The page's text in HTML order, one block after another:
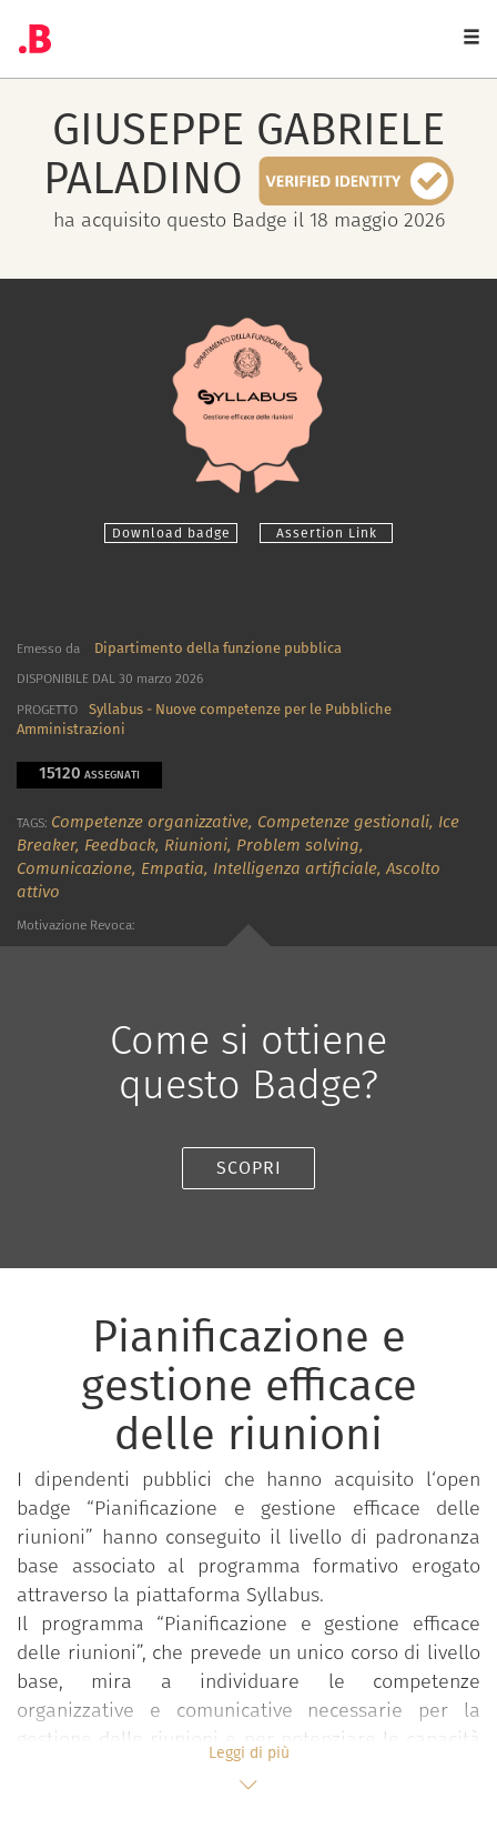
GIUSEPPE GABRIELE
PALADINO
ha acquisito questo Badge il 18 maggio 2026
Download badge Assertion Link
Emesso da Dipartimento della funzione pubblica
DISPONIBILE DAL 30 marzo 2026
PROGETTO
Syllabus - Nuove competenze per le Pubbliche
Amministrazioni
15120 ASSEGNATI
TAGS: Competenze organizzative, Competenze gestionali, Ice
Breaker, Feedback, Riunioni, Problem solving,
Comunicazione, Empatia, Intelligenza artificiale,Ascolto
attivo
Motivazione Revoca:
Come si ottiene
questo Badge?
SCOPRI
Pianificazione e
gestione efficace
delle riunioni
I dipendenti pubblici che hanno acquisito l‘open
badge “Pianificazione e gestione efficace delle
riunioni” hanno conseguito il livello di padronanza
base associato al programma formativo erogato
attraverso la piattaforma Syllabus.
Il programma “Pianificazione e gestione efficace
delle riunioni”, che prevede un unico corso di livello
base, mira a individuare le competenze
organizzative e comunicative necessarie per la
gestione delle riunioni e per potenziare le capacità
di lavorare in gruppo, richieste a ciascun
dipendente. La riunione è una fase importante e
Leggi di più